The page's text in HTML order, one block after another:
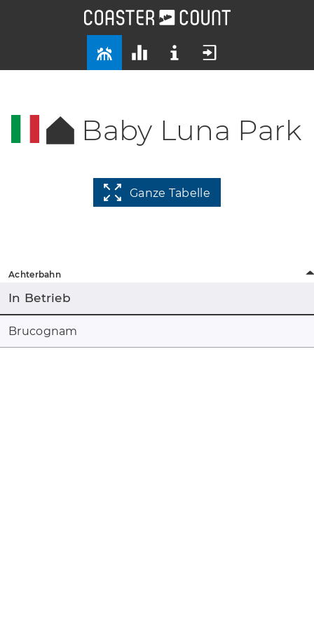
Baby Luna Park
Ganze Tabelle
Achterbahn
In Betrieb
Brucognam